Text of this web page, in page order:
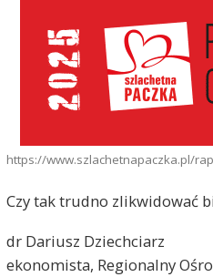
https://www.szlachetnapaczka.pl/
Czy tak trudno zlikwidować
dr Dariusz Dziechciarz
ekonomista, Regionalny